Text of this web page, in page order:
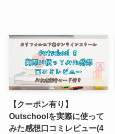
【クーポン有り】
Outschoolを実際に使って
みた感想口コミレビュー(4